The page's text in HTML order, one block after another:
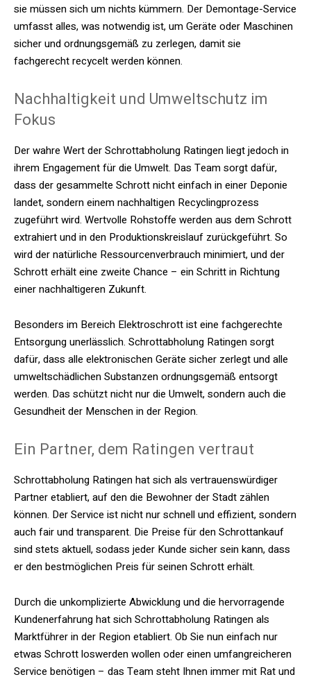
sie müssen sich um nichts kümmern. Der Demontage-Service
umfasst alles, was notwendig ist, um Geräte oder Maschinen
sicher und ordnungsgemäß zu zerlegen, damit sie
fachgerecht recycelt werden können.
Nachhaltigkeit und Umweltschutz im
Fokus
Der wahre Wert der Schrottabholung Ratingen liegt jedoch in
ihrem Engagement für die Umwelt. Das Team sorgt dafür,
dass der gesammelte Schrott nicht einfach in einer Deponie
landet, sondern einem nachhaltigen Recyclingprozess
zugeführt wird. Wertvolle Rohstoffe werden aus dem Schrott
extrahiert und in den Produktionskreislauf zurückgeführt. So
wird der natürliche Ressourcenverbrauch minimiert, und der
Schrott erhält eine zweite Chance – ein Schritt in Richtung
einer nachhaltigeren Zukunft.
Besonders im Bereich Elektroschrott ist eine fachgerechte
Entsorgung unerlässlich. Schrottabholung Ratingen sorgt
dafür, dass alle elektronischen Geräte sicher zerlegt und alle
umweltschädlichen Substanzen ordnungsgemäß entsorgt
werden. Das schützt nicht nur die Umwelt, sondern auch die
Gesundheit der Menschen in der Region.
Ein Partner, dem Ratingen vertraut
Schrottabholung Ratingen hat sich als vertrauenswürdiger
Partner etabliert, auf den die Bewohner der Stadt zählen
können. Der Service ist nicht nur schnell und effizient, sondern
auch fair und transparent. Die Preise für den Schrottankauf
sind stets aktuell, sodass jeder Kunde sicher sein kann, dass
er den bestmöglichen Preis für seinen Schrott erhält.
Durch die unkomplizierte Abwicklung und die hervorragende
Kundenerfahrung hat sich Schrottabholung Ratingen als
Marktführer in der Region etabliert. Ob Sie nun einfach nur
etwas Schrott loswerden wollen oder einen umfangreicheren
Service benötigen – das Team steht Ihnen immer mit Rat und